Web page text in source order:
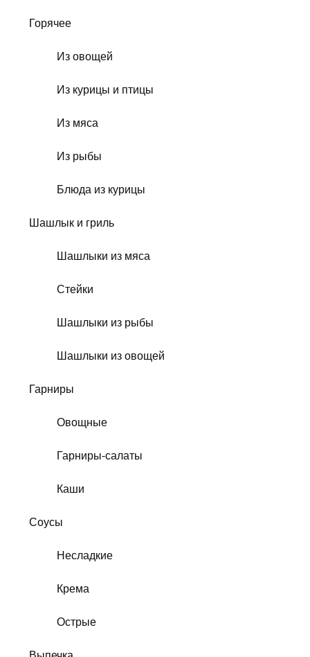
Горячее
Из овощей
Из курицы и птицы
Из мяса
Из рыбы
Блюда из курицы
Шашлык и гриль
Шашлыки из мяса
Стейки
Шашлыки из рыбы
Шашлыки из овощей
Гарниры
Овощные
Гарниры-салаты
Каши
Соусы
Несладкие
Крема
Острые